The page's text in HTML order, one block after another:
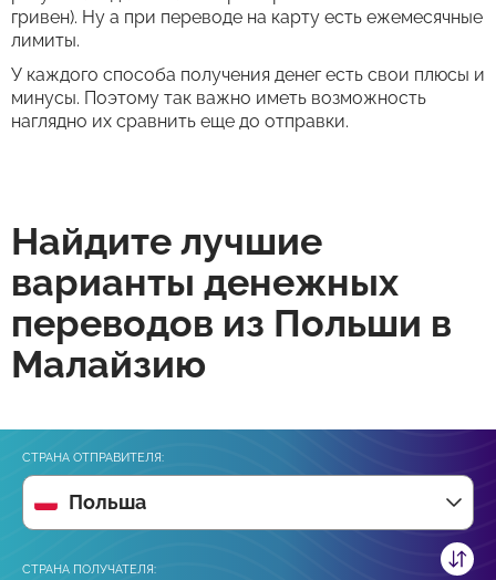
гривен). Ну а при переводе на карту есть ежемесячные
лимиты.
У каждого способа получения денег есть свои плюсы и
минусы. Поэтому так важно иметь возможность
наглядно их сравнить еще до отправки.
Найдите лучшие
варианты денежных
переводов из Польши в
Малайзию
СТРАНА ОТПРАВИТЕЛЯ:
Польша
СТРАНА ПОЛУЧАТЕЛЯ: